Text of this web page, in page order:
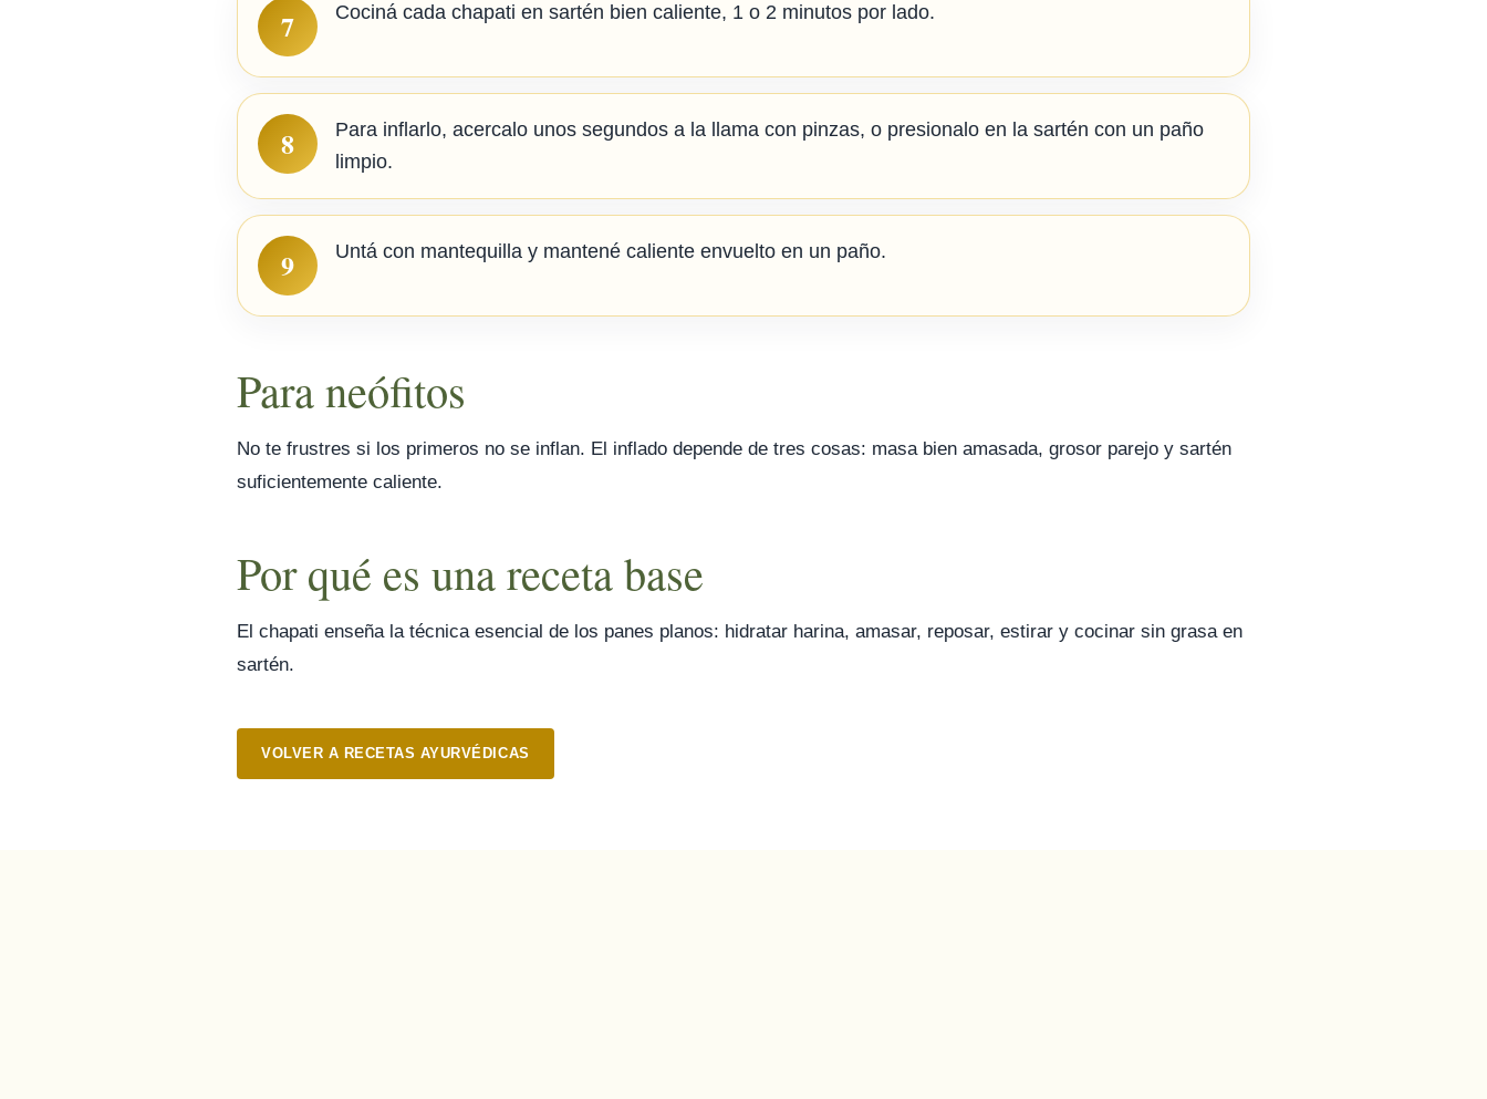
7 Cociná cada chapati en sartén bien caliente, 1 o 2 minutos por lado.
8
Para inflarlo, acercalo unos segundos a la llama con pinzas, o presionalo en la sartén con un paño
limpio.
9 Untá con mantequilla y mantené caliente envuelto en un paño.
Para neófitos
No te frustres si los primeros no se inflan. El inflado depende de tres cosas: masa bien amasada, grosor parejo y sartén
suficientemente caliente.
Por qué es una receta base
El chapati enseña la técnica esencial de los panes planos: hidratar harina, amasar, reposar, estirar y cocinar sin grasa en
sartén.
VOLVER A RECETAS AYURVÉDICAS